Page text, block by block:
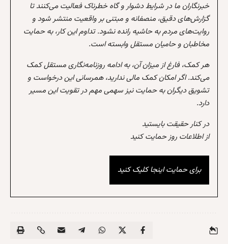
خبرنگاران ما در شرایط دشوار و گاه خطرناک فعالیت می‌کنند تا
گزارش‌های دقیق، منصفانه و مبتنی بر واقعیت منتشر شود و
روایت‌های مردم به حاشیه رانده نشود. تداوم این کار، به حمایت
مخاطبان و حامیان مستقل وابسته است.
هر کمک، فارغ از میزان آن، به ادامه روزنامه‌نگاری مستقل کمک
می‌کند. اگر امکان کمک مالی ندارید، همرسانی این درخواست و
تشویق دیگران به حمایت نیز سهمی مهم در تقویت این مسیر
دارد.
در کنار حقیقت بایستید
از اطلاعات روز حمایت کنید
برای حمایت اینجا کلیک کنید